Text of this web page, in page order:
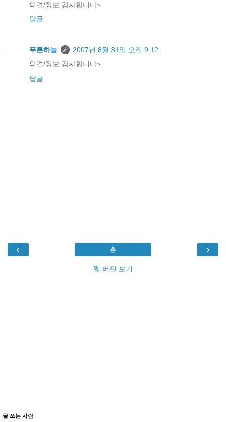
의견/정보 감사합니다~
답글
푸른하늘
2007년 8월 31일 오전 9:12
의견/정보 감사합니다~
답글
‹ ›
홈
웹 버전 보기
글 쓰는 사람